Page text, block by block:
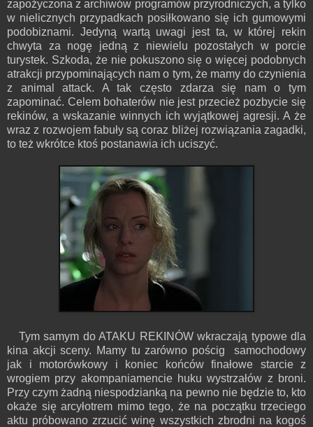
zapożyczona z archiwów programów przyrodniczych, a tylko
w nielicznych przypadkach posiłkowano się ich gumowymi
podobiznami. Jedyną wartą uwagi jest ta, w której rekin
chwyta za nogę jedną z niewielu pozostałych w porcie
turystek. Szkoda, że nie pokuszono się o więcej podobnych
atrakcji przypominających nam o tym, że mamy do czynienia
z animal attack. A tak często zdarza się nam o tym
zapominać. Celem bohaterów nie jest przecież pozbycie się
rekinów, a wskazanie winnych ich wyjątkowej agresji. A że
wraz z rozwojem fabuły są coraz bliżej rozwiązania zagadki,
to też wkrótce ktoś postanawia ich uciszyć.
Tym samym do ATAKU REKINÓW wkraczają typowe dla
kina akcji sceny. Mamy tu zarówno pościg samochodowy
jak i motorówkowy i koniec końców finałowe starcie z
wrogiem przy akompaniamencie huku wystrzałów z broni.
Przy czym żadną niespodzianką na pewno nie będzie to, kto
okaże się arcyłotrem mimo tego, że na początku trzeciego
aktu próbowano zrzucić winę wszystkich zbrodni na kogoś